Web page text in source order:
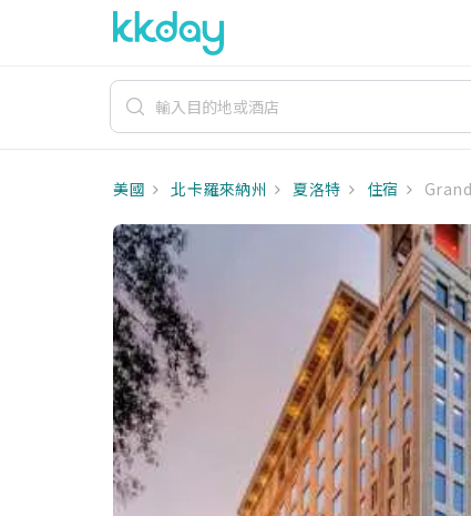
美國 北卡羅來納州 夏洛特 住宿